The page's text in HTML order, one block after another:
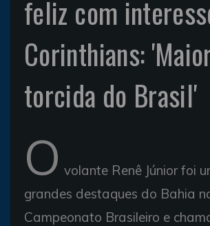
feliz com
Corinthians:
torcida do Brasil'
O volante Renê Júnior foi
grandes destaques do Bahia
Campeonato Brasileiro e